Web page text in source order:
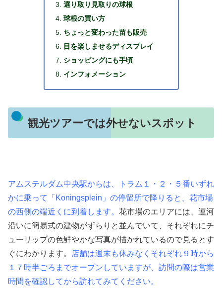
選り取り見取りの球根
球根の買い方
ちょっと変わった苗も販売
目を楽しませるディスプレイ
ショッピングにも手頃
インフォメーション
観光ツアーでは外せないスポット
アムステルダム中央駅からは、トラム１・２・５番いずれ
かに乗って「Koningsplein」の停留所で降りると、花市場
の西側の端近くに到着します。 花市場のエリアには、運河
沿いに簡易式の建物がずらりと並んでいて、それぞれにチ
ューリップの色鮮やかな写真が描かれているので見るとす
ぐにわかります。
店舗は週末も休みなくそれぞれ９時から
１７時半ごろまでオープンしていますが、訪問の際は営業
時間を確認してから訪れてみてください。